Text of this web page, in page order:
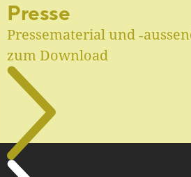
Presse
Pressematerial und
zum Download